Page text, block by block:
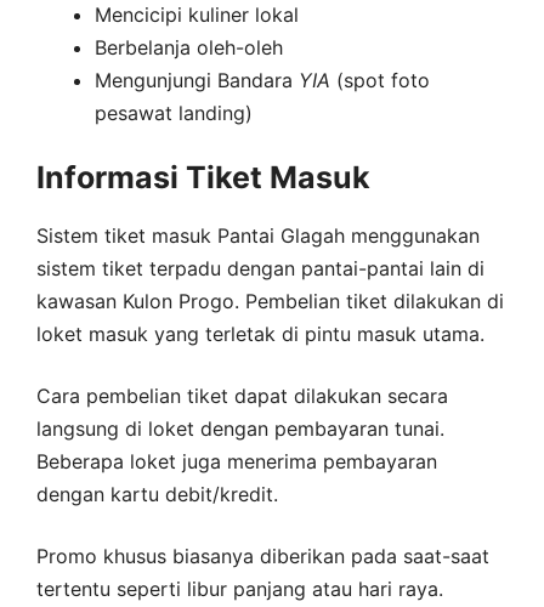
Mencicipi kuliner lokal
Berbelanja oleh-oleh
Mengunjungi Bandara YIA (spot foto
pesawat landing)
Informasi Tiket Masuk
Sistem tiket masuk Pantai Glagah menggunakan
sistem tiket terpadu dengan pantai-pantai lain di
kawasan Kulon Progo. Pembelian tiket dilakukan di
loket masuk yang terletak di pintu masuk utama.
Cara pembelian tiket dapat dilakukan secara
langsung di loket dengan pembayaran tunai.
Beberapa loket juga menerima pembayaran
dengan kartu debit/kredit.
Promo khusus biasanya diberikan pada saat-saat
tertentu seperti libur panjang atau hari raya.